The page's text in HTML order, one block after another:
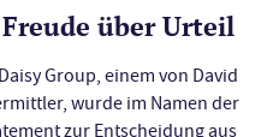
über Urteil
Group, einem von David
wurde im Namen der
zur Entscheidung aus